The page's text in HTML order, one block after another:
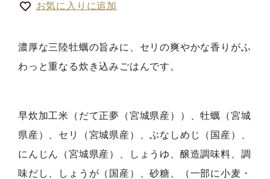
お気に入りに追加
濃厚な三陸牡蠣の旨みに、セリの爽やかな香りがふ
わっと重なる炊き込みごはんです。
早炊加工米（だて正夢（宮城県産））、牡蠣（宮城
県産）、セリ（宮城県産）、ぶなしめじ（国産）、
にんじん（宮城県産）、しょうゆ、醸造調味料、調
味だし、しょうが（国産）、砂糖、（一部に小麦・